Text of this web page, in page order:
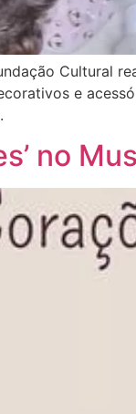
Cultural
e
no